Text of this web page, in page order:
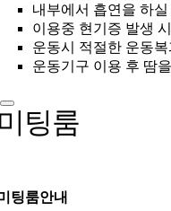
내부에서 흡연을 하
이용중 현기증 발생
운동시 적절한 운동
운동기구 이용 후 땀
팅룸
팅룸안내